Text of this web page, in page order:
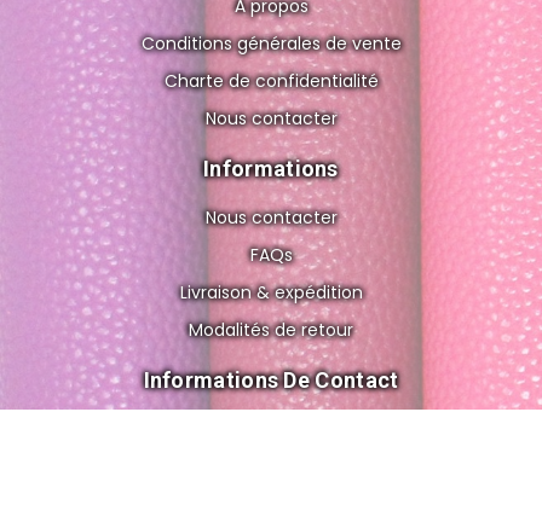
À propos
Conditions générales de vente
Charte de confidentialité
Nous contacter
Informations
Nous contacter
FAQs
Livraison & expédition
Modalités de retour
Informations De Contact